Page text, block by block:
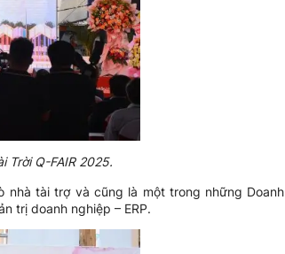
Trời Q-FAIR 2025.
nhà tài trợ và cũng là một trong những Doanh
trị doanh nghiệp – ERP.